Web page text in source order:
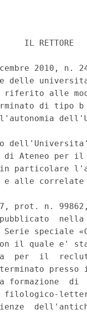
IL RETTORE
2010, n.
delle
riferito alle
di tipo
di Ateneo per
in particolare
e alle
prot. n.
speciale
il quale e'
per  il
formazione
filologico-